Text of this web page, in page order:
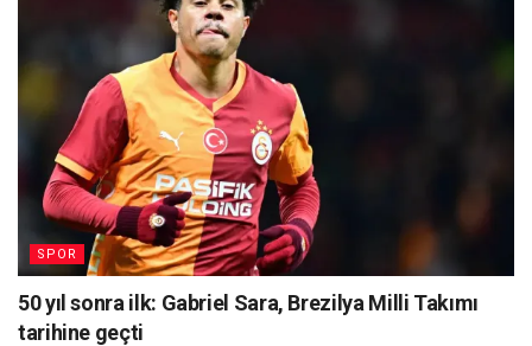
SPOR
50 yıl sonra ilk: Gabriel Sara, Brezilya Milli Takımı
tarihine geçti